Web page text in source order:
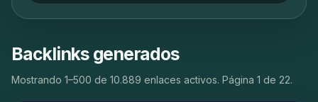
Backlinks generados
Mostrando 1–500 de 10.889 enlaces activos. Página 1 de 22.